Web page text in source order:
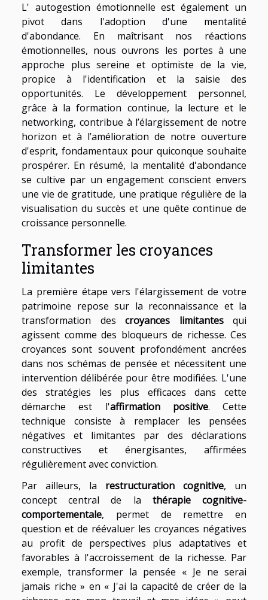
L' autogestion émotionnelle est également un
pivot dans l'adoption d'une mentalité
d'abondance. En maîtrisant nos réactions
émotionnelles, nous ouvrons les portes à une
approche plus sereine et optimiste de la vie,
propice à l'identification et la saisie des
opportunités. Le développement personnel,
grâce à la formation continue, la lecture et le
networking, contribue à l’élargissement de notre
horizon et à l’amélioration de notre ouverture
d'esprit, fondamentaux pour quiconque souhaite
prospérer. En résumé, la mentalité d'abondance
se cultive par un engagement conscient envers
une vie de gratitude, une pratique régulière de la
visualisation du succès et une quête continue de
croissance personnelle.
Transformer les croyances
limitantes
La première étape vers l'élargissement de votre
patrimoine repose sur la reconnaissance et la
transformation des croyances limitantesqui
agissent comme des bloqueurs de richesse. Ces
croyances sont souvent profondément ancrées
dans nos schémas de pensée et nécessitent une
intervention délibérée pour être modifiées. L'une
des stratégies les plus efficaces dans cette
démarche est l'affirmation positive. Cette
technique consiste à remplacer les pensées
négatives et limitantes par des déclarations
constructives et énergisantes, affirmées
régulièrement avec conviction.
Par ailleurs, la restructuration cognitive, un
concept central de la thérapie cognitive-
comportementale, permet de remettre en
question et de réévaluer les croyances négatives
au profit de perspectives plus adaptatives et
favorables à l'accroissement de la richesse. Par
exemple, transformer la pensée « Je ne serai
jamais riche » en « J'ai la capacité de créer de la